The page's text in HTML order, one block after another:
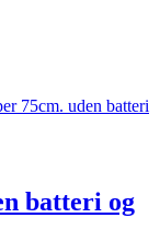
batteri og